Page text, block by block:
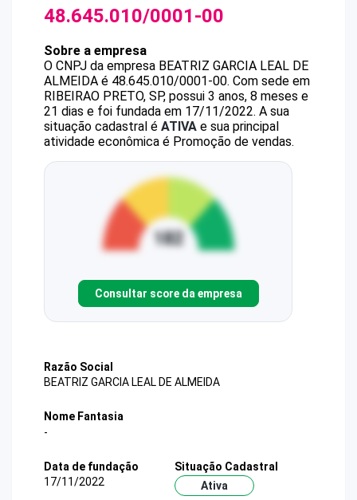
48.645.010/0001-00
Sobre a empresa
O CNPJ da empresa BEATRIZ GARCIA LEAL DE
ALMEIDA é 48.645.010/0001-00. Com sede em
RIBEIRAO PRETO, SP, possui 3 anos, 8 meses e
21 dias e foi fundada em 17/11/2022. A sua
situação cadastral é ATIVA e sua principal
atividade econômica é Promoção de vendas.
Consultar score da empresa
Razão Social
BEATRIZ GARCIA LEAL DE ALMEIDA
Nome Fantasia
-
Data de fundação
17/11/2022
Situação Cadastral
Ativa